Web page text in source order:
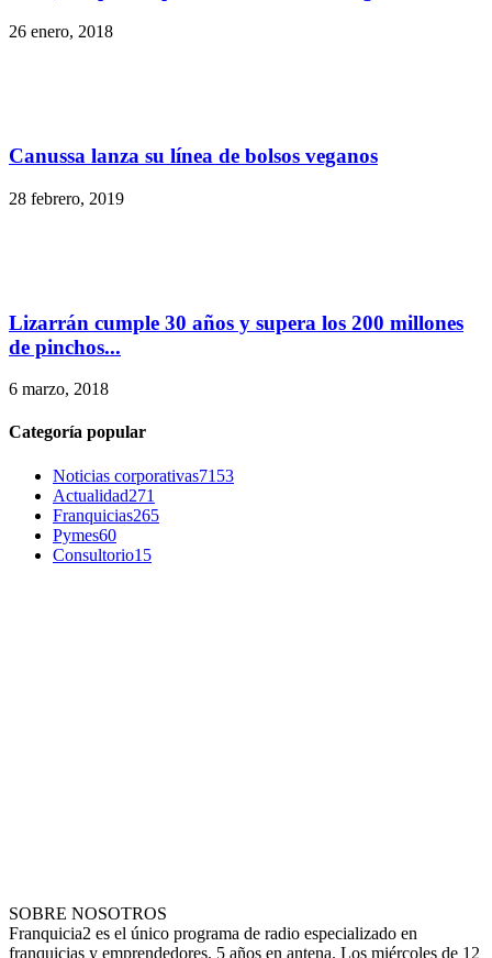
26 enero, 2018
Canussa lanza su línea de bolsos veganos
28 febrero, 2019
Lizarrán cumple 30 años y supera los 200 millones
de pinchos...
6 marzo, 2018
Categoría popular
Noticias corporativas7153
Actualidad271
Franquicias265
Pymes60
Consultorio15
SOBRE NOSOTROS
Franquicia2 es el único programa de radio especializado en
franquicias y emprendedores. 5 años en antena. Los miércoles de 12